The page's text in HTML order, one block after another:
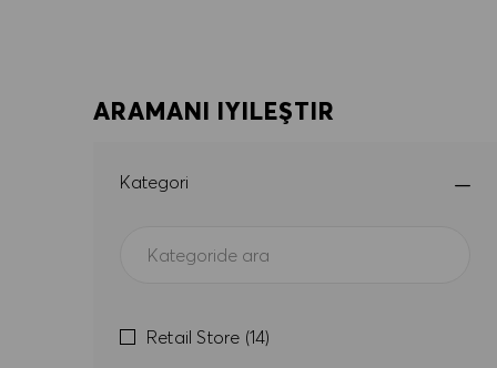
ARAMANI IYILEŞTIR
Kategori
KategoriRetail Store (14)